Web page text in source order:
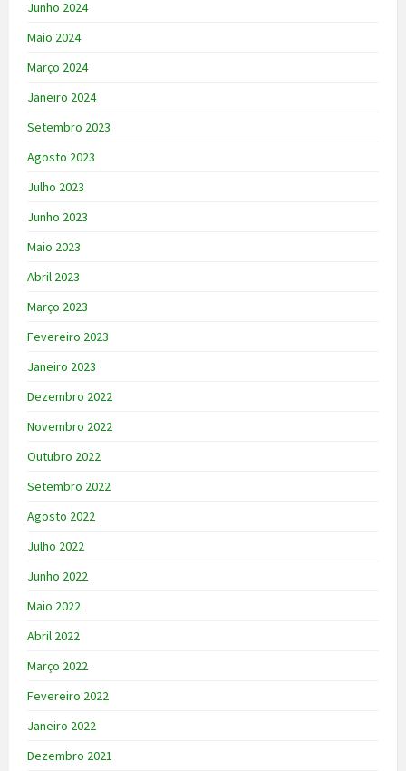
Junho 2024
Maio 2024
Março 2024
Janeiro 2024
Setembro 2023
Agosto 2023
Julho 2023
Junho 2023
Maio 2023
Abril 2023
Março 2023
Fevereiro 2023
Janeiro 2023
Dezembro 2022
Novembro 2022
Outubro 2022
Setembro 2022
Agosto 2022
Julho 2022
Junho 2022
Maio 2022
Abril 2022
Março 2022
Fevereiro 2022
Janeiro 2022
Dezembro 2021